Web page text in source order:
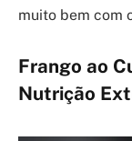
muito bem com
Frango ao
Nutrição